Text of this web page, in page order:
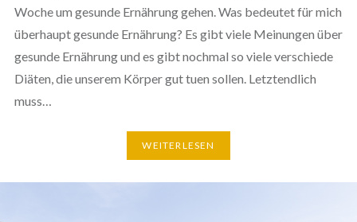
Woche um gesunde Ernährung gehen. Was bedeutet für mich
überhaupt gesunde Ernährung? Es gibt viele Meinungen über
gesunde Ernährung und es gibt nochmal so viele verschiede
Diäten, die unserem Körper gut tuen sollen. Letztendlich
muss…
WEITERLESEN